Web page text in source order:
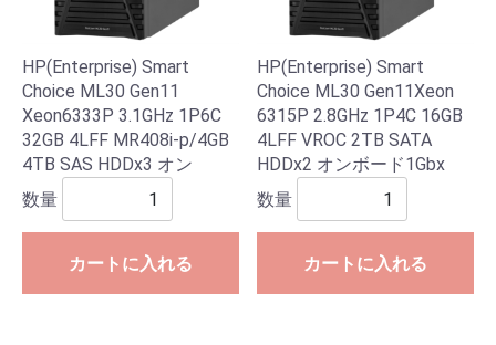
HP(Enterprise) Smart
Choice ML30 Gen11
Xeon6333P 3.1GHz 1P6C
32GB 4LFF MR408i-p/4GB
4TB SAS HDDx3 オン
数量
カートに入れる
HP(Enterprise) Smart
Choice ML30 Gen11Xeon
6315P 2.8GHz 1P4C 16GB
4LFF VROC 2TB SATA
HDDx2 オンボード1Gbx
数量
カートに入れる